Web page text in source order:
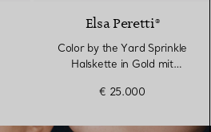
Elsa Peretti®
Color by the Yard Sprinkle
Halskette in Gold mit
€ 25.000